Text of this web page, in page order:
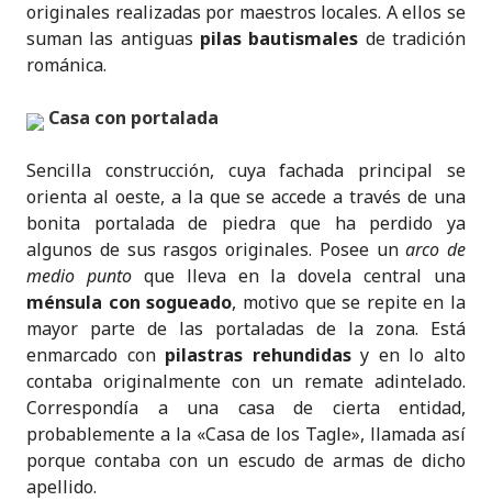
originales realizadas por maestros locales. A ellos se
suman las antiguas pilas bautismales de tradición
románica.
Casa con portalada
Sencilla construcción, cuya fachada principal se
orienta al oeste, a la que se accede a través de una
bonita portalada de piedra que ha perdido ya
algunos de sus rasgos originales. Posee unarco de
medio puntoque lleva en la dovela central una
ménsula con sogueado, motivo que se repite en la
mayor parte de las portaladas de la zona. Está
enmarcado con pilastras rehundidasy en lo alto
contaba originalmente con un remate adintelado.
Correspondía a una casa de cierta entidad,
probablemente a la «Casa de los Tagle», llamada así
porque contaba con un escudo de armas de dicho
apellido.